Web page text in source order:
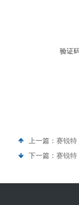
验证
上一篇： 赛锐特
下一篇： 赛锐特